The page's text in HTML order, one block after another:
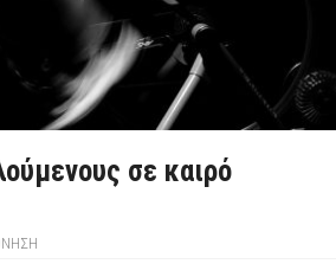
σε καιρό